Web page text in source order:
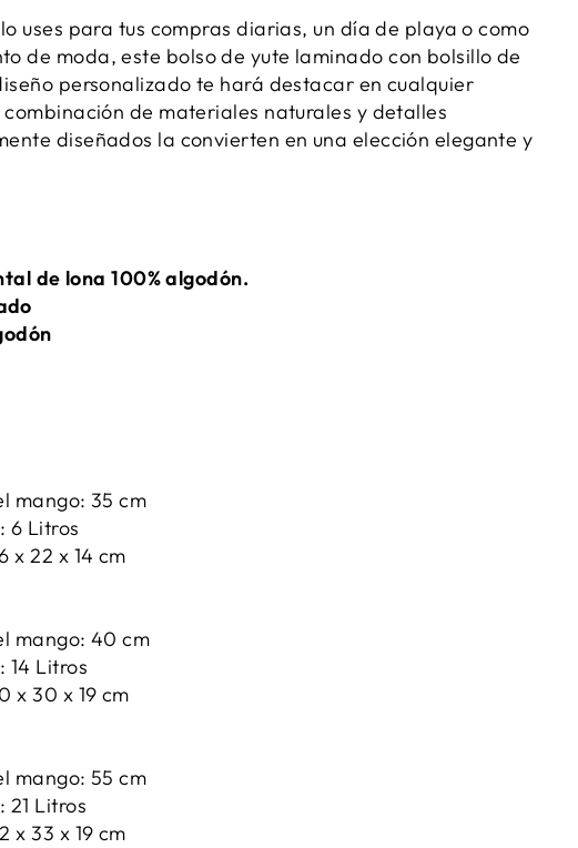
uses para tus compras diarias, un día de playa o como
de moda, este bolso de yute laminado con bolsillo de
personalizado te hará destacar en cualquier
combinación de materiales naturales y detalles
diseñados la convierten en una elección elegante y
de lona 100% algodón.
mango: 35 cm
6 Litros
x 22 x 14 cm
mango: 40 cm
14 Litros
x 30 x 19 cm
mango: 55 cm
21 Litros
x 33 x 19 cm